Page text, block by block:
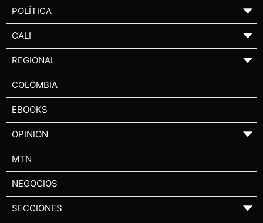
POLÍTICA ▼
CALI ▼
REGIONAL ▼
COLOMBIA
EBOOKS
OPINIÓN ▼
MTN
NEGOCIOS
SECCIONES ▼